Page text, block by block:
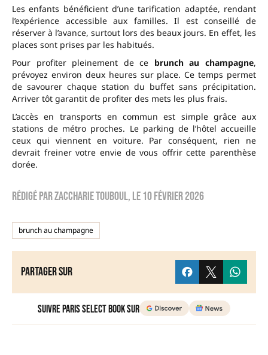
Les enfants bénéficient d’une tarification adaptée, rendant
l’expérience accessible aux familles. Il est conseillé de
réserver à l’avance, surtout lors des beaux jours. En effet, les
places sont prises par les habitués.
Pour profiter pleinement de ce brunch au champagne,
prévoyez environ deux heures sur place. Ce temps permet
de savourer chaque station du buffet sans précipitation.
Arriver tôt garantit de profiter des mets les plus frais.
L’accès en transports en commun est simple grâce aux
stations de métro proches. Le parking de l’hôtel accueille
ceux qui viennent en voiture. Par conséquent, rien ne
devrait freiner votre envie de vous offrir cette parenthèse
dorée.
Rédigé parzaccharie touboul, le10 février 2026
brunch au champagne
Partager sur
Suivre Paris Select Book sur